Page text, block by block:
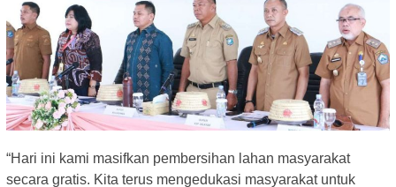
“Hari ini kami masifkan pembersihan lahan masyarakat
secara gratis. Kita terus mengedukasi masyarakat untuk